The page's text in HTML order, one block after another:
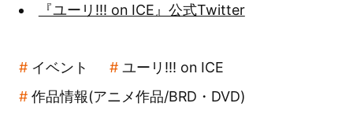
『ユーリ!!! on ICE』公式Twitter
イベント
ユーリ!!! on ICE
作品情報(アニメ作品/BRD・DVD)